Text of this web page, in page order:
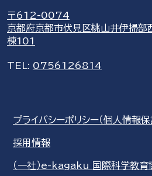
〒612-0074
京都府京都市伏見区桃山井伊掃部
棟101
TEL: 0756126814
プライバシーポリシー（個人情報保
採用情報
（一社）e-kagaku 国際科学教育